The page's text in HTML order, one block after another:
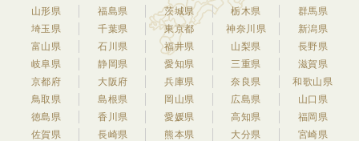
山形県
福島県 茨城県 栃木県
群馬県
埼玉県
千葉県 東京都 神奈川県
新潟県
富山県
石川県 福井県 山梨県
長野県
岐阜県
静岡県 愛知県 三重県
滋賀県
京都府
大阪府 兵庫県 奈良県
和歌山県
鳥取県
島根県 岡山県 広島県
山口県
徳島県
香川県 愛媛県 高知県
福岡県
佐賀県
長崎県 熊本県 大分県
宮崎県